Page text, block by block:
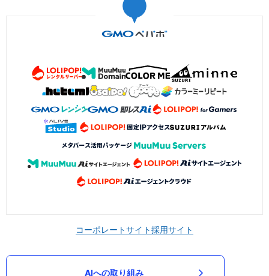
コーポレートサイト採用サイト
AIへの取り組み